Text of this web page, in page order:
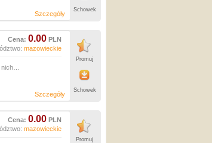
Szczegóły
Schowek
Cena: 0.00 PLN
mazowieckie
Szczegóły
Promuj
Schowek
Cena: 0.00 PLN
mazowieckie
Promuj